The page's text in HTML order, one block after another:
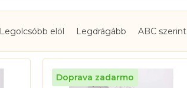
Legolcsóbb elöl Legdrágább ABC szerint